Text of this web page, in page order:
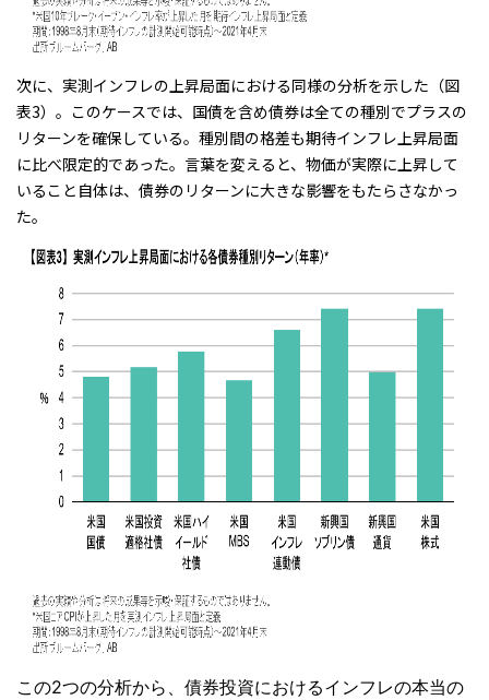
次に、実測インフレの上昇局面における同様の分析を示した（図
表3）。このケースでは、国債を含め債券は全ての種別でプラスの
リターンを確保している。種別間の格差も期待インフレ上昇局面
に比べ限定的であった。言葉を変えると、物価が実際に上昇して
いること自体は、債券のリターンに大きな影響をもたらさなかっ
た。
この2つの分析から、債券投資におけるインフレの本当の